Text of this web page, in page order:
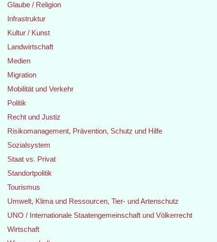
Glaube / Religion
Infrastruktur
Kultur / Kunst
Landwirtschaft
Medien
Migration
Mobilität und Verkehr
Politik
Recht und Justiz
Risikomanagement, Prävention, Schutz und Hilfe
Sozialsystem
Staat vs. Privat
Standortpolitik
Tourismus
Umwelt, Klima und Ressourcen, Tier- und Artenschutz
UNO / Internationale Staatengemeinschaft und Völkerrecht
Wirtschaft